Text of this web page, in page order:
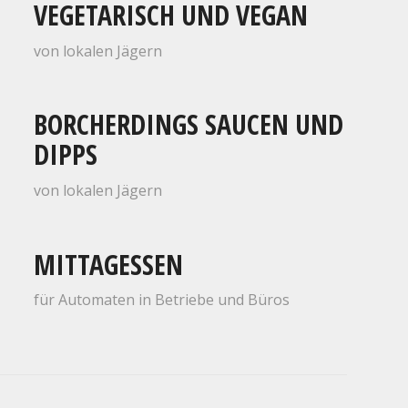
VEGETARISCH UND VEGAN
von lokalen Jägern
BORCHERDINGS SAUCEN UND
DIPPS
von lokalen Jägern
MITTAGESSEN
für Automaten in Betriebe und Büros